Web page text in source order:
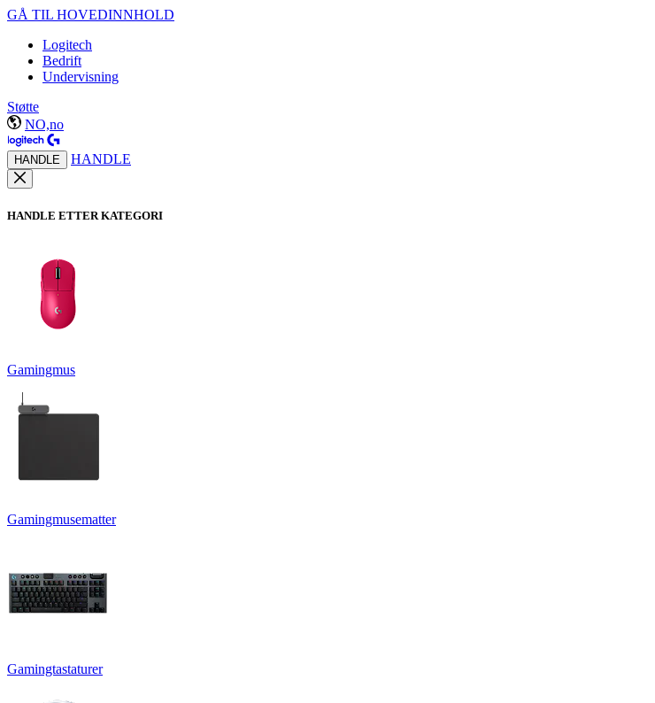
GÅ TIL HOVEDINNHOLD
Logitech
Bedrift
Undervisning
Støtte
NO,no
HANDLE HANDLE
HANDLE ETTER KATEGORI
Gamingmus
Gamingmusematter
Gamingtastaturer